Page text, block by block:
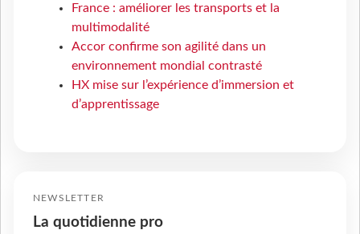
France : améliorer les transports et la
multimodalité
Accor confirme son agilité dans un
environnement mondial contrasté
HX mise sur l’expérience d’immersion et
d’apprentissage
NEWSLETTER
La quotidienne pro